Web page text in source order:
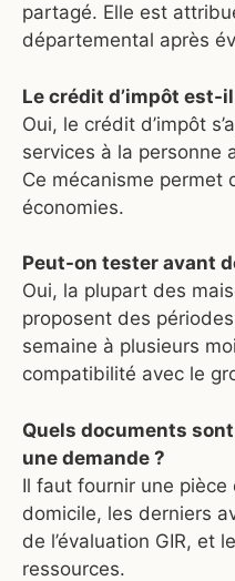
partagé. Elle est
départemental après
Le crédit d’impôt est-
Oui, le crédit d’impôt
services à la personne
Ce mécanisme permet
économies.
Peut-on tester avant
Oui, la plupart des
proposent des périodes
semaine à plusieurs
compatibilité avec le
Quels documents
une demande ?
Il faut fournir une
domicile, les derniers
de l’évaluation GIR, et
ressources.